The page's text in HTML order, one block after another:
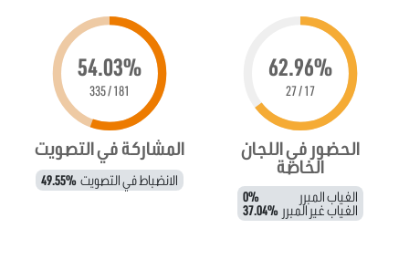
62.96%
17 / 27
الحضور في اللجان
الخاصة
الغياب المبرر 0%
الغياب غير المبرر 37.04%
54.03%
181 / 335
المشاركة في التصويت
الانضباط في التصويت 49.55%